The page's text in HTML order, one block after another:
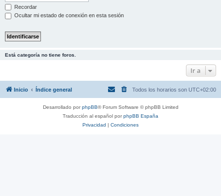
Recordar
Ocultar mi estado de conexión en esta sesión
Está categoría no tiene foros.
Ir a
Inicio Índice general Todos los horarios son UTC+02:00
Desarrollado porphpBB® Forum Software © phpBB Limited
Traducción al español porphpBB España
Privacidad | Condiciones